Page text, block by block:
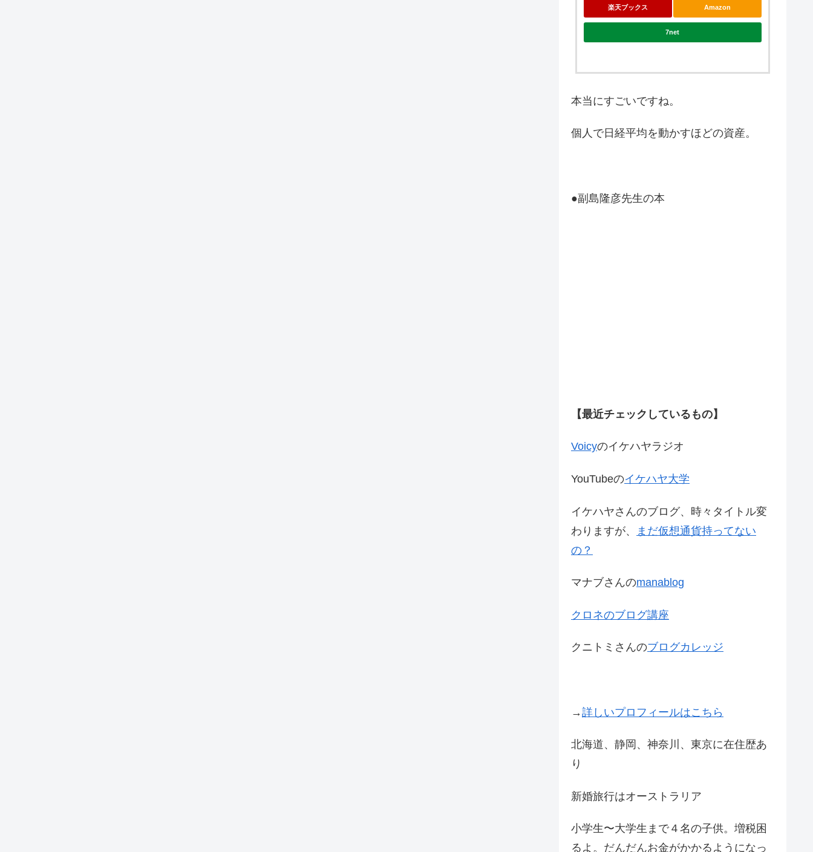
楽天ブックス Amazon
7net
本当にすごいですね。
個人で日経平均を動かすほどの資産。
●副島隆彦先生の本
【最近チェックしているもの】
Voicyのイケハヤラジオ
YouTubeのイケハヤ大学
イケハヤさんのブログ、時々タイトル変
わりますが、
まだ仮想通貨持ってない
の？
マナブさんのmanablog
クロネのブログ講座
クニトミさんのブログカレッジ
→詳しいプロフィールはこちら
北海道、静岡、神奈川、東京に在住歴あ
り
新婚旅行はオーストラリア
小学生〜大学生まで４名の子供。増税困
るよ。だんだんお金がかかるようになっ